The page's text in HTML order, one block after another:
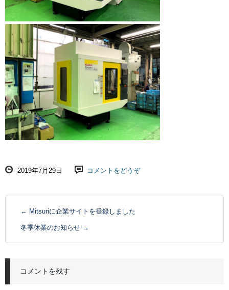
2019年7月29日 コメントをどうぞ
← Mitsuriに企業サイトを登録しました
冬季休業のお知らせ →
コメントを残す